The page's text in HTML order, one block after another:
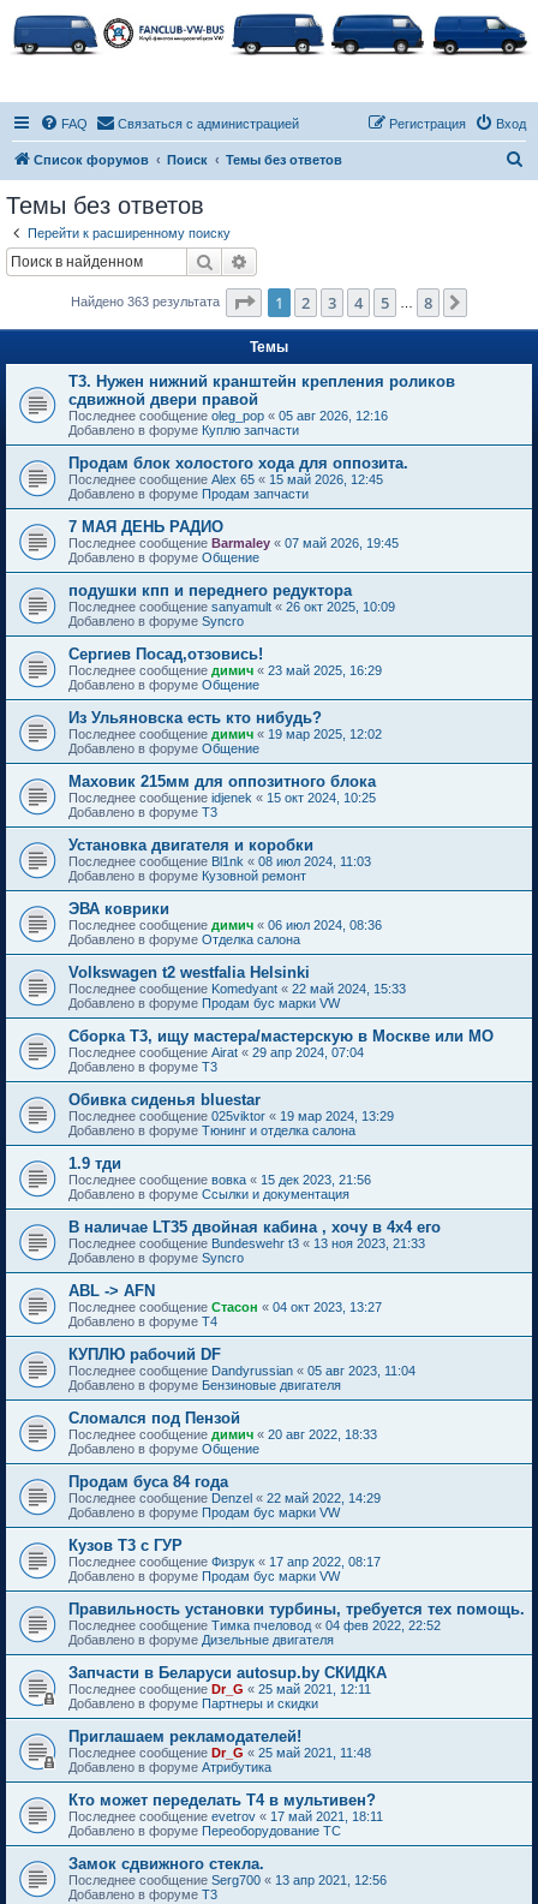
FAQ Связаться с администрацией Вход
Регистрация
Список форумов Поиск Темы без ответов
Темы без ответов
Перейти к расширенному поиску
Поиск
Найдено 363 результата Страница из
1 2 3 4 5 8
Темы
Т3. Нужен нижний кранштейн крепления роликов
сдвижной двери правой
Последнее сообщение oleg_pop « 05 авг 2026, 12:16
Добавлено в форуме Куплю запчасти
Продам блок холостого хода для оппозита.
Последнее сообщение Alex 65 « 15 май 2026, 12:45
Добавлено в форуме Продам запчасти
7 МАЯ ДЕНЬ РАДИО
Последнее сообщение Barmaley « 07 май 2026, 19:45
Добавлено в форуме Общение
подушки кпп и переднего редуктора
Последнее сообщение sanyamult « 26 окт 2025, 10:09
Добавлено в форуме Syncro
Сергиев Посад,отзовись!
Последнее сообщение димич « 23 май 2025, 16:29
Добавлено в форуме Общение
Из Ульяновска есть кто нибудь?
Последнее сообщение димич « 19 мар 2025, 12:02
Добавлено в форуме Общение
Маховик 215мм для оппозитного блока
Последнее сообщение idjenek « 15 окт 2024, 10:25
Добавлено в форуме T3
Установка двигателя и коробки
Последнее сообщение Bl1nk « 08 июл 2024, 11:03
Добавлено в форуме Кузовной ремонт
ЭВА коврики
Последнее сообщение димич « 06 июл 2024, 08:36
Добавлено в форуме Отделка салона
Volkswagen t2 westfalia Helsinki
Последнее сообщение Komedyant « 22 май 2024, 15:33
Добавлено в форуме Продам бус марки VW
Сборка Т3, ищу мастера/мастерскую в Москве или МО
Последнее сообщение Airat « 29 апр 2024, 07:04
Добавлено в форуме T3
Обивка сиденья bluestar
Последнее сообщение 025viktor « 19 мар 2024, 13:29
Добавлено в форуме Тюнинг и отделка салона
1.9 тди
Последнее сообщение вовка « 15 дек 2023, 21:56
Добавлено в форуме Ссылки и документация
В наличае LT35 двойная кабина , хочу в 4х4 его
Последнее сообщение Bundeswehr t3 « 13 ноя 2023, 21:33
Добавлено в форуме Syncro
ABL -> AFN
Последнее сообщение Стасон « 04 окт 2023, 13:27
Добавлено в форуме T4
КУПЛЮ рабочий DF
Последнее сообщение Dandyrussian « 05 авг 2023, 11:04
Добавлено в форуме Бензиновые двигателя
Сломался под Пензой
Последнее сообщение димич « 20 авг 2022, 18:33
Добавлено в форуме Общение
Продам буса 84 года
Последнее сообщение Denzel « 22 май 2022, 14:29
Добавлено в форуме Продам бус марки VW
Кузов Т3 с ГУР
Последнее сообщение Физрук « 17 апр 2022, 08:17
Добавлено в форуме Продам бус марки VW
Правильность установки турбины, требуется тех помощь.
Последнее сообщение Тимка пчеловод « 04 фев 2022, 22:52
Добавлено в форуме Дизельные двигателя
Запчасти в Беларуси autosup.by СКИДКА
Последнее сообщение Dr_G « 25 май 2021, 12:11
Добавлено в форуме Партнеры и скидки
Приглашаем рекламодателей!
Последнее сообщение Dr_G « 25 май 2021, 11:48
Добавлено в форуме Атрибутика
Кто может переделать Т4 в мультивен?
Последнее сообщение evetrov « 17 май 2021, 18:11
Добавлено в форуме Переоборудование ТС
Замок сдвижного стекла.
Последнее сообщение Serg700 « 13 апр 2021, 12:56
Добавлено в форуме T3